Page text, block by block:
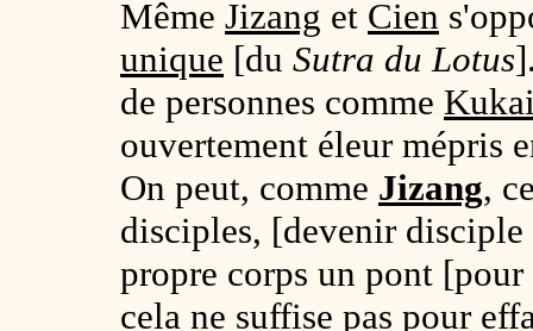
Même Jizang et Cien
unique [du Sutra du Lotus
de personnes comme
ouvertement éleur mépris
On peut, comme Jizang,
disciples, [devenir
propre corps un pont
cela ne suffise pas pour